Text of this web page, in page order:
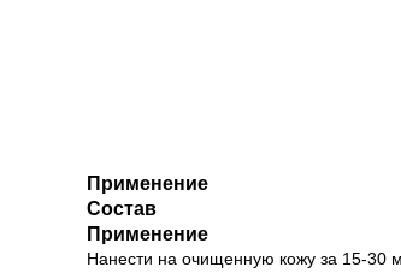
Применение
Состав
Применение
Нанести на очищенную кожу за 15-30